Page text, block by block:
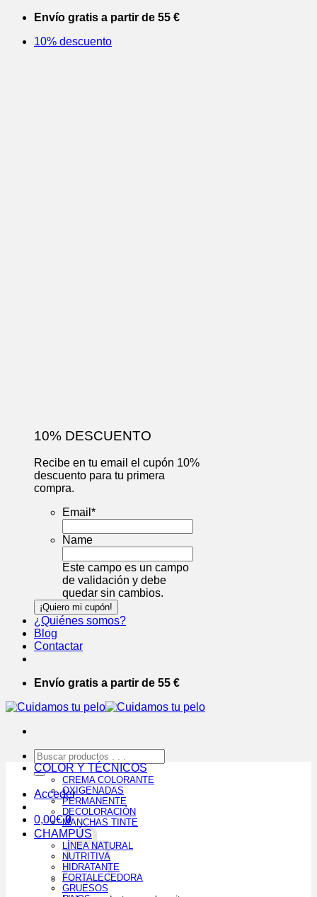
Saltar
contenido
Envío gratis a partir de 55 €
10% descuento
10% DESCUENTO
Recibe en tu email el cupón 10%
descuento para tu primera
compra.
Email *
Name
Este campo es un campo
de validación y debe
quedar sin cambios.
¿Quiénes somos?
Blog
Contactar
Envío gratis a partir de 55 €
Buscar
por:
Acceder
0,00€ 0
COLOR Y TÉCNICOS
CREMA COLORANTE
OXIGENADAS
PERMANENTE
DECOLORACIÓN
MANCHAS TINTE
CHAMPÚS
LÍNEA NATURAL
NUTRITIVA
HIDRATANTE
FORTALECEDORA
GRUESOS